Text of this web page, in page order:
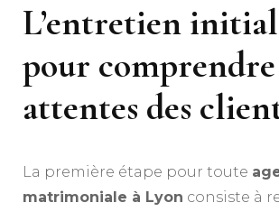
L’entretien
pour
attentes des
La première étape pour toute
matrimoniale à Lyon consiste à